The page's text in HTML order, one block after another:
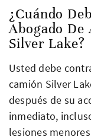
¿Cuándo
Abogado De
Silver Lake?
Usted debe
camión Silver
después de su
inmediato,
lesiones